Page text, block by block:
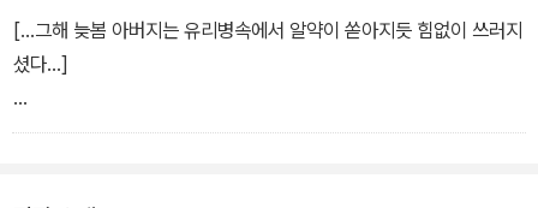
대부분 쓸모 없는 죽은 자들을 당신이 좀 덜어가달라고
[...그해 늦봄 아버지는 유리병속에서 알약이 쏟아지듯 힘없이 쓰러지
셨다...]
[...작은 누이가 중얼거렸다. 아버지 좀 보세요. 어떤약도 듣지 않았잖